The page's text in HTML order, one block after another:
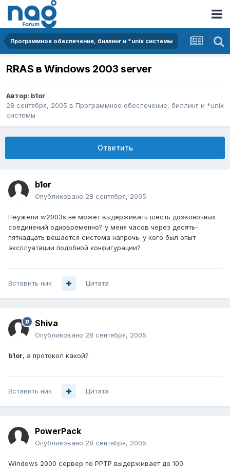
Программное обеспечение, биллинг и *unix системы
RRAS в Windows 2003 server
Автор: b1or
28 сентября, 2005 в Программное обеспечение, биллинг и *unix
системы
Ответить
b1or
Опубликовано 28 сентября, 2005
Неужели w2003s не может выдерживать шесть дозвоночных
соединений одновременно? у меня часов через десять-
пятнадцать вешается система напрочь. у кого был опыт
эксплуатации подобной конфигурации?
Вставить ник Цитата
Shiva
Опубликовано 28 сентября, 2005
b1or, а протокол какой?
Вставить ник Цитата
PowerPack
Опубликовано 28 сентября, 2005
Windows 2000 сервер по PPTP выдерживает до 100